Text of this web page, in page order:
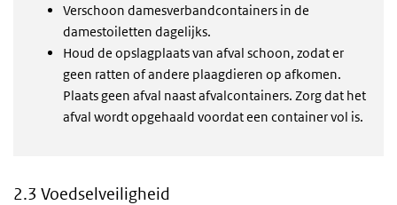
Verschoon damesverbandcontainers in de
damestoiletten dagelijks.
Houd de opslagplaats van afval schoon, zodat er
geen ratten of andere plaagdieren op afkomen.
Plaats geen afval naast afvalcontainers. Zorg dat het
afval wordt opgehaald voordat een container vol is.
2.3 Voedselveiligheid